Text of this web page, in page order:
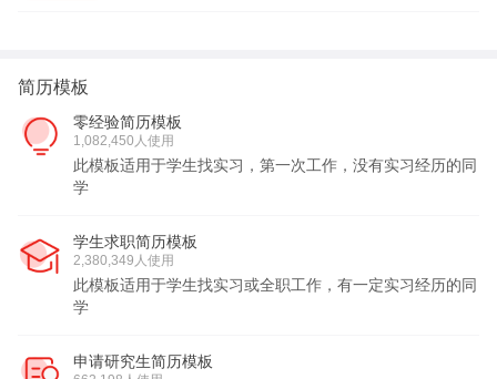
简历模板
零经验简历模板
1,082,450人使用
此模板适用于学生找实习，第一次工作，没有实习经历的同
学
学生求职简历模板
2,380,349人使用
此模板适用于学生找实习或全职工作，有一定实习经历的同
学
申请研究生简历模板